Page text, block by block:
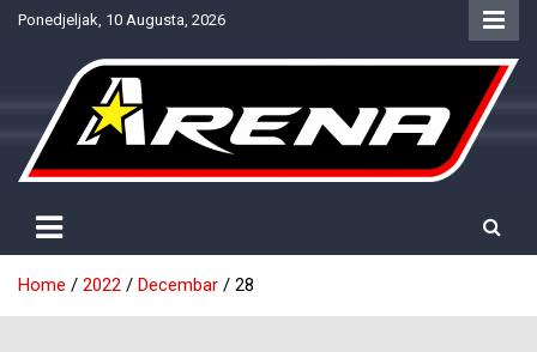
SkipPonedjeljak, 10 Augusta, 2026
NTV Arena
Home 2022 Decembar 28